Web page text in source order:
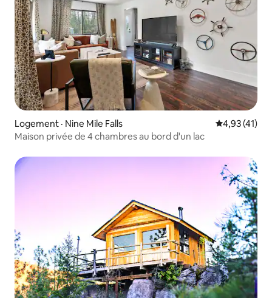
Logement · Nine Mile Falls Note
4,93 (41)
Maison privée de 4 chambres au bord d'un lac